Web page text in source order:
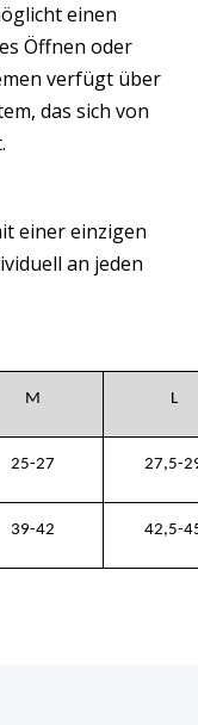
einen
Öffnen oder
verfügt über
das sich von
einer einzigen
an jeden
M L
25-27 27,5-
39-42 42,5-